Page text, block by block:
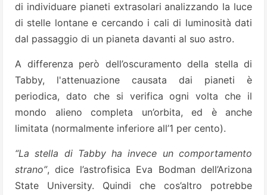
di individuare pianeti extrasolari analizzando la luce
di stelle lontane e cercando i cali di luminosità dati
dal passaggio di un pianeta davanti al suo astro.
A differenza però dell’oscuramento della stella di
Tabby, l'attenuazione causata dai pianeti è
periodica, dato che si verifica ogni volta che il
mondo alieno completa un’orbita, ed è anche
limitata (normalmente inferiore all’1 per cento).
“La stella di Tabby ha invece un comportamento
strano”, dice l’astrofisica Eva Bodman dell’Arizona
State University. Quindi che cos’altro potrebbe